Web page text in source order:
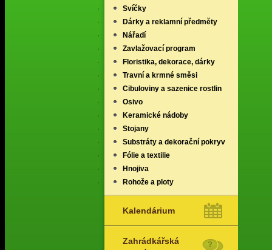
Svíčky
Dárky a reklamní předměty
Nářadí
Zavlažovací program
Floristika, dekorace, dárky
Travní a krmné směsi
Cibuloviny a sazenice rostlin
Osivo
Keramické nádoby
Stojany
Substráty a dekorační pokryv
Fólie a textilie
Hnojiva
Rohože a ploty
Kalendárium
Zahrádkářská